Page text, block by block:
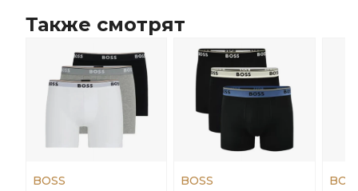
Также смотрят
BOSS
BOSS